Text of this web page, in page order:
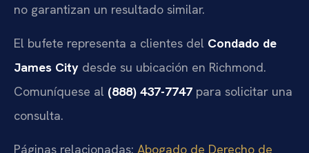
no garantizan un resultado similar.
El bufete representa a clientes del Condado de
James City desde su ubicación en Richmond.
Comuníquese al (888) 437-7747 para solicitar una
consulta.
Páginas relacionadas: Abogado de Derecho de